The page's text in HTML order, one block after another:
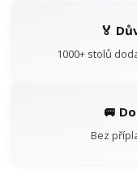
🏅
1000+ stolů
🚐
Bez